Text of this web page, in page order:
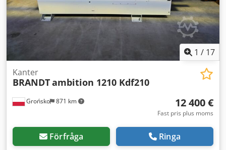
1 / 17
Grońsko 871 km
Kanter
BRANDTambition 1210 Kdf210
12 400 €
Fast pris plus moms
Förfråga Ringa